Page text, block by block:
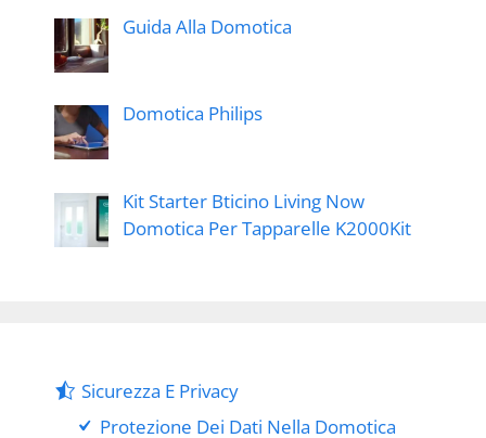
Guida Alla Domotica
Domotica Philips
Kit Starter Bticino Living Now
Domotica Per Tapparelle K2000Kit
Sicurezza E Privacy
Protezione Dei Dati Nella Domotica